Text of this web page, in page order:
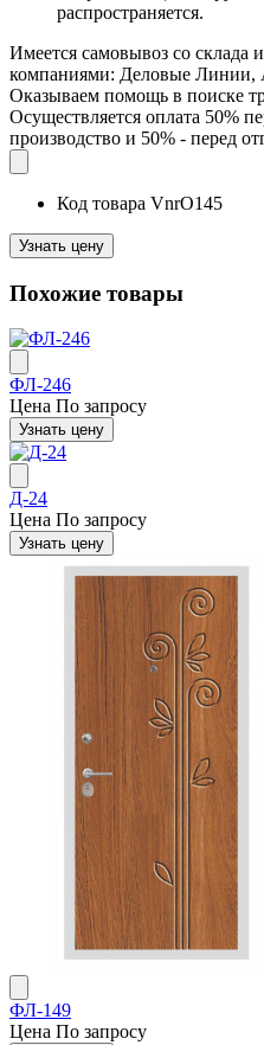
распространяется.
Имеется самовывоз со склада
компаниями: Деловые Линии,
Оказываем помощь в поиске
Осуществляется оплата 50%
производство и 50% - перед
Код товара VnrO145
Узнать цену
Похожие товары
ФЛ-246
Цена По запросу
Узнать цену
Д-24
Цена По запросу
Узнать цену
ФЛ-149
Цена По запросу